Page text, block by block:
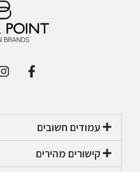
עמודים חשובים
קישורים מהירים​